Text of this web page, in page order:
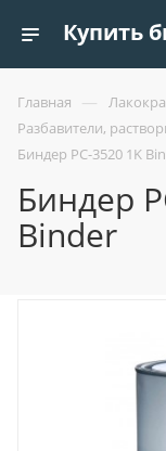
Главная —
Разбавители,
Биндер PC-3520 1K
Биндер
Binder